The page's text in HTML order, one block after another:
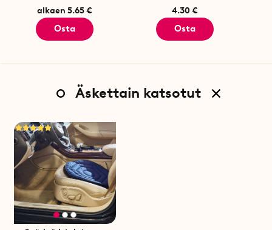
alkaen 5.65 €
Osta
4.30 €
Osta
Äskettain katsotut